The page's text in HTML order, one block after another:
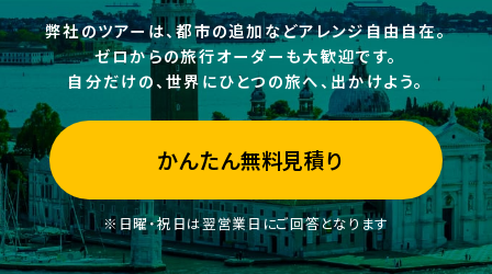
弊社のツアーは、都市の追加などアレンジ自由自在。
ゼロからの旅行オーダーも大歓迎です。
自分だけの、世界にひとつの旅へ、出かけよう。
かんたん無料見積り
※日曜・祝日は翌営業日にご回答となります